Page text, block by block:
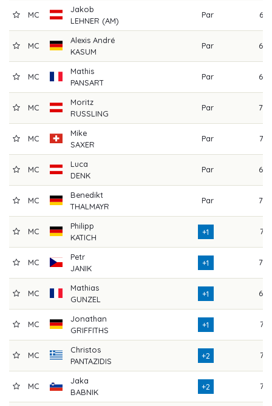
MC
Jakob
LEHNER (AM)
Par 67
MC
Alexis André
KASUM
Par 68
MC
Mathis
PANSART
Par 69
MC
Moritz
RUSSLING
Par 70
MC
Mike
SAXER
Par 72
MC
Luca
DENK
Par 69
MC
Benedikt
THALMAYR
Par 70
MC
Philipp
KATICH
+1 71
MC
Petr
JANIK
+1 70
MC
Mathias
GUNZEL
+1 68
MC
Jonathan
GRIFFITHS
+1 71
MC
Christos
PANTAZIDIS
+2 71
MC
Jaka
BABNIK
+2 74